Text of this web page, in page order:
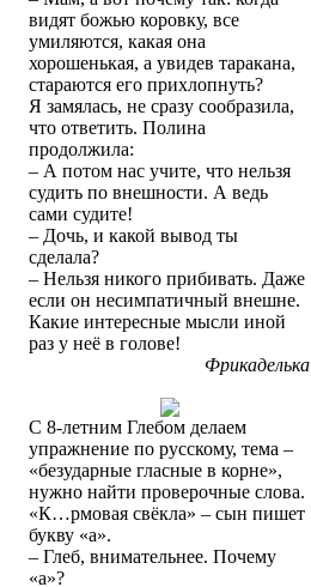
видят божью коровку, все
умиляются, какая она
хорошенькая, а увидев таракана,
стараются его прихлопнуть?
Я замялась, не сразу сообразила,
что ответить. Полина
продолжила:
– А потом нас учите, что нельзя
судить по внешности. А ведь
сами судите!
– Дочь, и какой вывод ты
сделала?
– Нельзя никого прибивать. Даже
если он несимпатичный внешне.
Какие интересные мысли иной
раз у неё в голове!
Фрикаделька
С 8-летним Глебом делаем
упражнение по русскому, тема –
«безударные гласные в корне»,
нужно найти проверочные слова.
«К…рмовая свёкла» – сын пишет
букву «а».
– Глеб, внимательнее. Почему
«а»?